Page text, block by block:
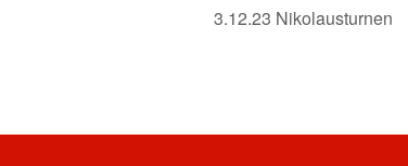
3.12.23 Nikolausturnen